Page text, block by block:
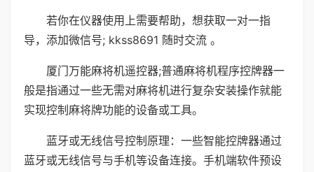
若你在仪器使用上需要帮助，想获取一对一指
导，添加微信号; kkss8691 随时交流 。
厦门万能麻将机遥控器;普通麻将机程序控牌器一
般是指通过一些无需对麻将机进行复杂安装操作就能
实现控制麻将牌功能的设备或工具。
蓝牙或无线信号控制原理：一些智能控牌器通过
蓝牙或无线信号与手机等设备连接。手机端软件预设